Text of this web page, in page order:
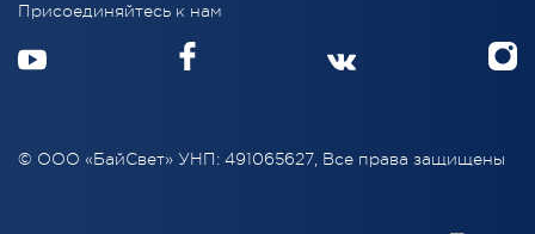
Присоединяйтесь к нам
© ООО «БайСвет» УНП: 491065627, Все права защищены